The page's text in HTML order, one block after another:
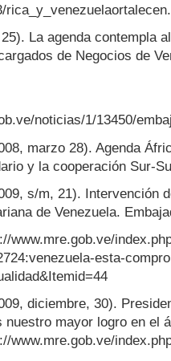
La agenda contempla
de Negocios de
noticias/1/13450/
marzo 28). Agenda
y la cooperación Sur-
s/m, 21). Intervención
de Venezuela.
www.mre.gob.ve/
esta-
diciembre, 30).
nuestro mayor logro en el
www.mre.gob.ve/